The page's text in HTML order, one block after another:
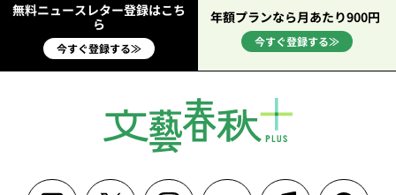
無料ニュースレター登録はこち
ら
今すぐ登録する≫
年額プランなら月あたり900円
今すぐ登録する≫